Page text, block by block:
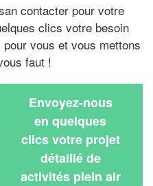
contacter pour votre
clics votre besoin
vous et vous mettons
faut !
Envoyez-nous
en quelques
clics votre projet
détaillé de
activités plein air